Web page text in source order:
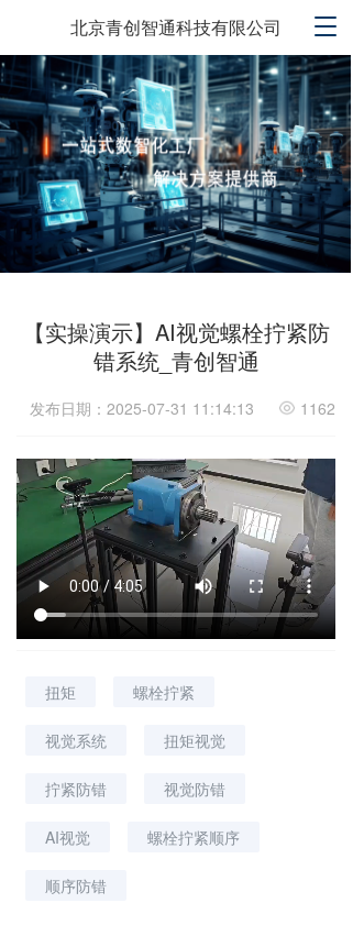
T
g
g
l
e
n
a
v
i
g
a
o
北京青创智通科技有限公司
【实操演示】AI视觉螺栓拧紧防
错系统_青创智通
发布日期：2025-07-31 11:14:13 1162
扭矩 螺栓拧紧
视觉系统 扭矩视觉
拧紧防错 视觉防错
AI视觉 螺栓拧紧顺序
顺序防错